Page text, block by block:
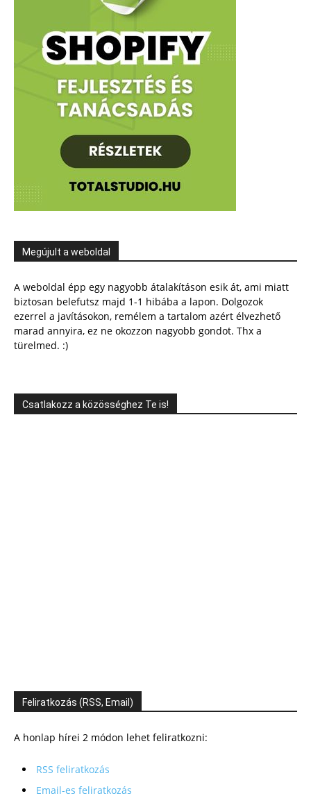
Megújult a weboldal
A weboldal épp egy nagyobb átalakításon esik át, ami miatt
biztosan belefutsz majd 1-1 hibába a lapon. Dolgozok
ezerrel a javításokon, remélem a tartalom azért élvezhető
marad annyira, ez ne okozzon nagyobb gondot. Thx a
türelmed. :)
Csatlakozz a közösséghez Te is!
Feliratkozás (RSS, Email)
A honlap hírei 2 módon lehet feliratkozni:
RSS feliratkozás
Email-es feliratkozás